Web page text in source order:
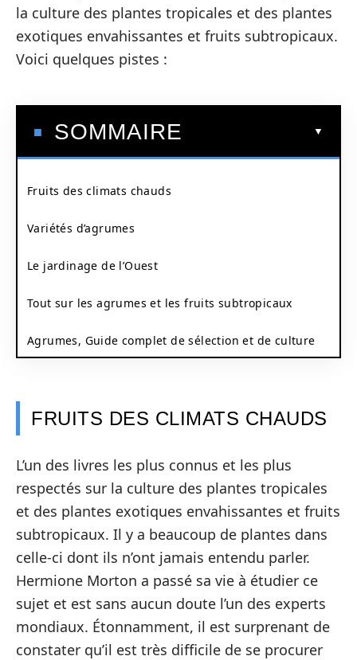
la culture des plantes tropicales et des plantes
exotiques envahissantes et fruits subtropicaux.
Voici quelques pistes :
SOMMAIRE
Fruits des climats chauds
Variétés d’agrumes
Le jardinage de l’Ouest
Tout sur les agrumes et les fruits subtropicaux
Agrumes, Guide complet de sélection et de culture
FRUITS DES CLIMATS CHAUDS
L’un des livres les plus connus et les plus
respectés sur la culture des plantes tropicales
et des plantes exotiques envahissantes et fruits
subtropicaux. Il y a beaucoup de plantes dans
celle-ci dont ils n’ont jamais entendu parler.
Hermione Morton a passé sa vie à étudier ce
sujet et est sans aucun doute l’un des experts
mondiaux. Étonnamment, il est surprenant de
constater qu’il est très difficile de se procurer